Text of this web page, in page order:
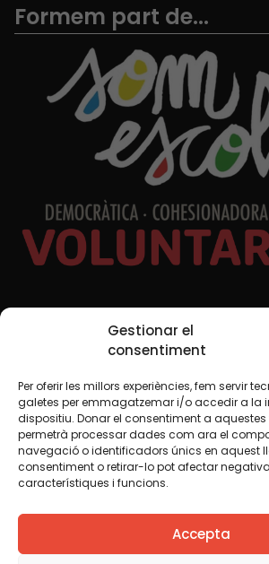
Gestionar el
consentiment
Per oferir les millors experiències, fem servir
galetes per emmagatzemar i/o accedir a la
dispositiu. Donar el consentiment a
permetrà processar dades com ara el
navegació o identificadors únics en aquest
consentiment o retirar-lo pot afectar
característiques i funcions.
Accepta
Formem part de...
Xarxes Socials
TWT YTB IG FB IN
Avís legalPolítica de cookies
Creiem que el coneixement s’ha de
fem servir una llicència Creative
algun material indiquem el contrari.